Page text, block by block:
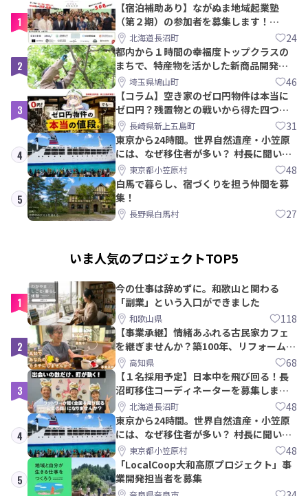
1
【宿泊補助あり】ながぬま地域起業塾
（第２期）の参加者を募集します！
【8/21〆】
北海道長沼町 24
2
都内から１時間の幸福度トップクラスの
まちで、特産物を活かした新商品開発＆
PRメンバー募集！
埼玉県鳩山町 46
3
【コラム】空き家のゼロ円物件は本当に
ゼロ円？残置物との戦いから得た四つの
教訓｜新上五島町
長崎県新上五島町 31
4
東京から24時間。世界自然遺産・小笠原
には、なぜ移住者が多い？ 村長に聞いて
みた東京都小笠原村 48
5
白馬で暮らし、宿づくりを担う仲間を募
集！
長野県白馬村 27
いま人気のプロジェクトTOP5
1
今の仕事は辞めずに。和歌山と関わる
「副業」という入口ができました
和歌山県 118
2
【事業承継】情緒あふれる古民家カフェ
を継ぎませんか？築100年、リフォームか
ら約10年！
高知県 68
3
【１名採用予定】日本中を飛び回る！長
沼町移住コーディネーターを募集しま
す！北海道長沼町 48
4
東京から24時間。世界自然遺産・小笠原
には、なぜ移住者が多い？ 村長に聞いて
みた東京都小笠原村 48
5
「LocalCoop大和高原プロジェクト」事
業開発担当者を募集